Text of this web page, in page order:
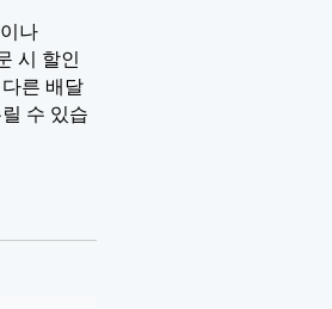
나
시 할인
른 배달
수 있습